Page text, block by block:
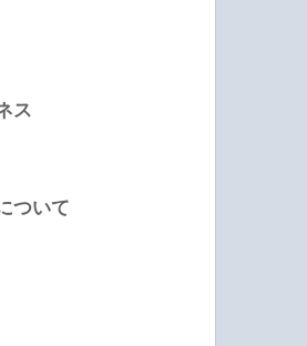
ス
ついて